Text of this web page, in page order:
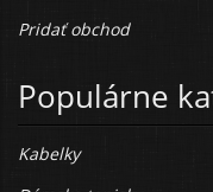
Pridať obchod
Populárne
Kabelky